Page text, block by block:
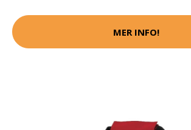
MER INFO!